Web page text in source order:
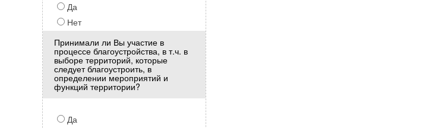
Да
Нет
Принимали ли Вы участие в
процессе благоустройства, в т.ч. в
выборе территорий, которые
следует благоустроить, в
определении мероприятий и
функций территории?
Да